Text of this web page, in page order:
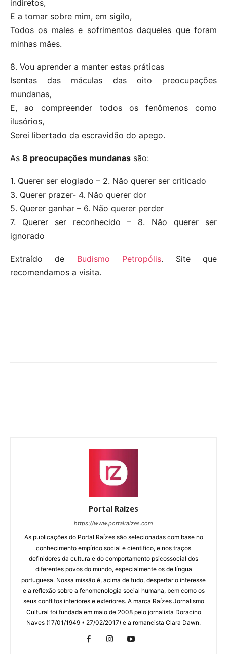
indiretos,
E a tomar sobre mim, em sigilo,
Todos os males e sofrimentos daqueles que foram
minhas mães.
8. Vou aprender a manter estas práticas
Isentas das máculas das oito preocupações
mundanas,
E, ao compreender todos os fenômenos como
ilusórios,
Serei libertado da escravidão do apego.
As 8 preocupações mundanas são:
1. Querer ser elogiado – 2. Não querer ser criticado
3. Querer prazer- 4. Não querer dor
5. Querer ganhar – 6. Não querer perder
7. Querer ser reconhecido – 8. Não querer ser
ignorado
Extraído de Budismo Petropólis. Site que
recomendamos a visita.
Portal Raízes
https://www.portalraizes.com
As publicações do Portal Raízes são selecionadas com base no
conhecimento empírico social e cientifico, e nos traços
definidores da cultura e do comportamento psicossocial dos
diferentes povos do mundo, especialmente os de língua
portuguesa. Nossa missão é, acima de tudo, despertar o interesse
e a reflexão sobre a fenomenologia social humana, bem como os
seus conflitos interiores e exteriores. A marca Raízes Jornalismo
Cultural foi fundada em maio de 2008 pelo jornalista Doracino
Naves (17/01/1949 * 27/02/2017) e a romancista Clara Dawn.